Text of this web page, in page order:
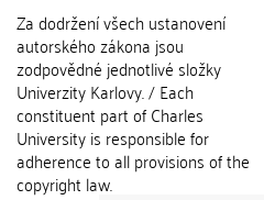
Za dodržení všech ustanovení
autorského zákona jsou
zodpovědné jednotlivé složky
Univerzity Karlovy. / Each
constituent part of Charles
University is responsible for
adherence to all provisions of the
copyright law.